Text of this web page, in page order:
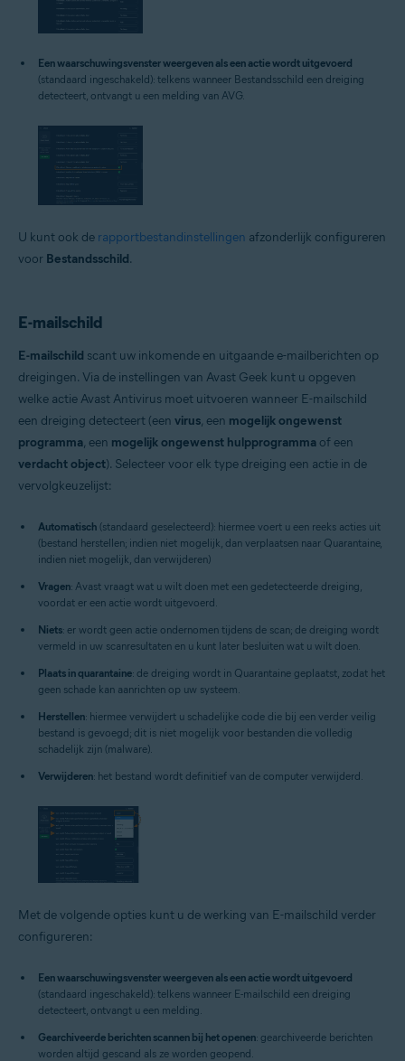
Een waarschuwingsvenster weergeven als een actie wordt uitgevoerd
(standaard ingeschakeld): telkens wanneer Bestandsschild een dreiging
detecteert, ontvangt u een melding van AVG.
U kunt ook de rapportbestandinstellingen afzonderlijk configureren
voor Bestandsschild.
E-mailschild
E-mailschild scant uw inkomende en uitgaande e-mailberichten op
dreigingen. Via de instellingen van Avast Geek kunt u opgeven
welke actie Avast Antivirus moet uitvoeren wanneer E-mailschild
een dreiging detecteert (een virus, een mogelijk ongewenst
programma, een mogelijk ongewenst hulpprogramma of een
verdacht object). Selecteer voor elk type dreiging een actie in de
vervolgkeuzelijst:
Automatisch (standaard geselecteerd): hiermee voert u een reeks acties uit
(bestand herstellen; indien niet mogelijk, dan verplaatsen naar Quarantaine,
indien niet mogelijk, dan verwijderen)
Vragen: Avast vraagt wat u wilt doen met een gedetecteerde dreiging,
voordat er een actie wordt uitgevoerd.
Niets: er wordt geen actie ondernomen tijdens de scan; de dreiging wordt
vermeld in uw scanresultaten en u kunt later besluiten wat u wilt doen.
Plaats in quarantaine: de dreiging wordt in Quarantaine geplaatst, zodat het
geen schade kan aanrichten op uw systeem.
Herstellen: hiermee verwijdert u schadelijke code die bij een verder veilig
bestand is gevoegd; dit is niet mogelijk voor bestanden die volledig
schadelijk zijn (malware).
Verwijderen: het bestand wordt definitief van de computer verwijderd.
Met de volgende opties kunt u de werking van E-mailschild verder
configureren:
Een waarschuwingsvenster weergeven als een actie wordt uitgevoerd
(standaard ingeschakeld): telkens wanneer E-mailschild een dreiging
detecteert, ontvangt u een melding.
Gearchiveerde berichten scannen bij het openen: gearchiveerde berichten
worden altijd gescand als ze worden geopend.